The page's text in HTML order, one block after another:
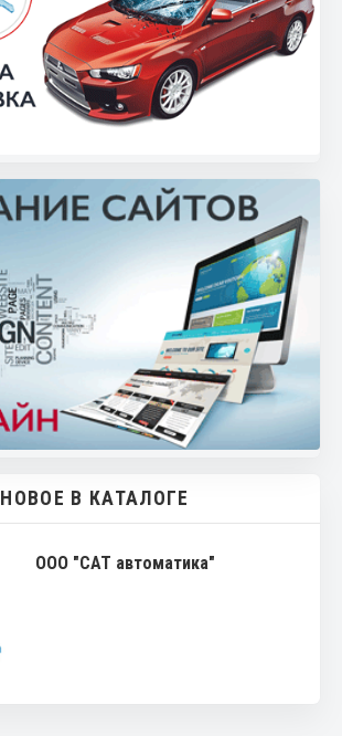
НОВОЕ В КАТАЛОГЕ
ООО "САТ автоматика"